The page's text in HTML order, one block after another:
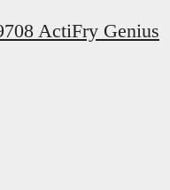
ActiFry Genius